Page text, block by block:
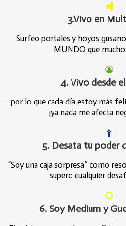
3.Vivo en
Surfeo portales y hoyos
MUNDO que
4. Vivo desde
… por lo que cada día estoy más
¡ya nada me afecta
5. Desata tu poder
“Soy una caja sorpresa” como
supero cualquier
6. Soy Medium y